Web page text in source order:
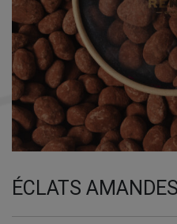
ÉCLATS